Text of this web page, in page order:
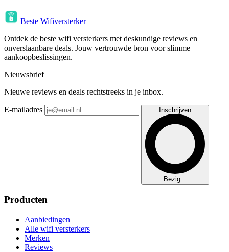
Beste Wifiversterker
Ontdek de beste wifi versterkers met deskundige reviews en
onverslaanbare deals. Jouw vertrouwde bron voor slimme
aankoopbeslissingen.
Nieuwsbrief
Nieuwe reviews en deals rechtstreeks in je inbox.
E-mailadres Inschrijven
Bezig…
Producten
Aanbiedingen
Alle wifi versterkers
Merken
Reviews